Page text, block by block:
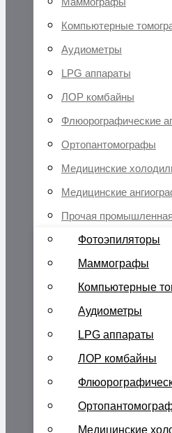
Компьютерные
Аудиометры
LPG аппараты
ЛОР комбайны
Флюорографические
Ортопантомографы
Медицинские
Медицинские
Прочая
Фотоэпиляторы
Маммографы
Компьютерные
Аудиометры
LPG аппараты
ЛОР комбайны
Медицинские